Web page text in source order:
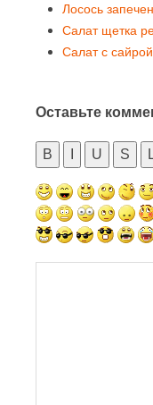
Лосось
Салат щетка
Салат с сайрой
Оставьте
B U S